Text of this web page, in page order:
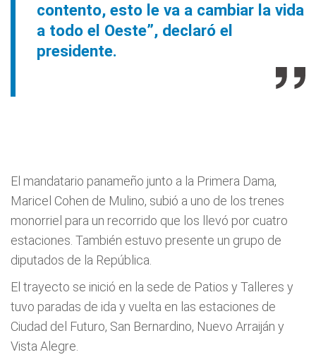
contento, esto le va a cambiar la vida
a todo el Oeste”, declaró el
presidente.
El mandatario panameño junto a la Primera Dama,
Maricel Cohen de Mulino, subió a uno de los trenes
monorriel para un recorrido que los llevó por cuatro
estaciones. También estuvo presente un grupo de
diputados de la República.
El trayecto se inició en la sede de Patios y Talleres y
tuvo paradas de ida y vuelta en las estaciones de
Ciudad del Futuro, San Bernardino, Nuevo Arraiján y
Vista Alegre.